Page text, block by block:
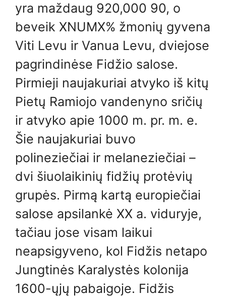
yra maždaug 920,000 90, o
beveik XNUMX% žmonių gyvena
Viti Levu ir Vanua Levu, dviejose
pagrindinėse Fidžio salose.
Pirmieji naujakuriai atvyko iš kitų
Pietų Ramiojo vandenyno sričių
ir atvyko apie 1000 m. pr. m. e.
Šie naujakuriai buvo
polineziečiai ir melaneziečiai –
dvi šiuolaikinių fidžių protėvių
grupės. Pirmą kartą europiečiai
salose apsilankė XX a. viduryje,
tačiau jose visam laikui
neapsigyveno, kol Fidžis netapo
Jungtinės Karalystės kolonija
1600-ųjų pabaigoje. Fidžis